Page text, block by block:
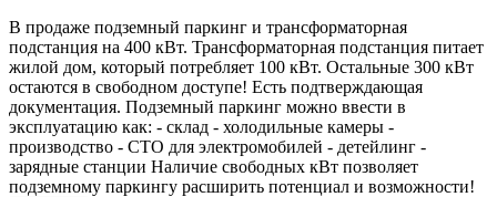
В продаже подземный паркинг и трансформаторная
подстанция на 400 кВт. Трансформаторная подстанция питает
жилой дом, который потребляет 100 кВт. Остальные 300 кВт
остаются в свободном доступе! Есть подтверждающая
документация. Подземный паркинг можно ввести в
эксплуатацию как: - склад - холодильные камеры -
производство - СТО для электромобилей - детейлинг -
зарядные станции Наличие свободных кВт позволяет
подземному паркингу расширить потенциал и возможности!